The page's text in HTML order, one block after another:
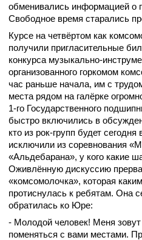
обменивались информацией о
Свободное время старались
Курсе на четвёртом как
получили пригласительные
конкурса музыкально-
организованного горкомом
час раньше начала, им с
места рядом на галёрке
1-го Государственного
быстро включились в
кто из рок-групп будет
исключили из соревнования
«Альдебарана», у кого какие
Оживлённую дискуссию
«комсомолочка», которая
протиснулась к ребятам. Она
обратилась ко Юре:
- Молодой человек! Меня
поменяться с вами местами.